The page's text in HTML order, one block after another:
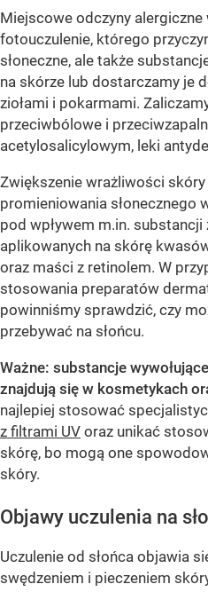
Miejscowe odczyny alergiczne
fotouczulenie, którego
słoneczne, ale także
na skórze lub dostarczamy je
ziołami i pokarmami.
przeciwbólowe i
acetylosalicylowym, leki
Zwiększenie wrażliwości skóry
promieniowania słonecznego
pod wpływem m.in.
aplikowanych na skórę
oraz maści z retinolem. W
stosowania preparatów
powinniśmy sprawdzić, czy
przebywać na słońcu.
Ważne: substancje
znajdują się w kosmetykach
najlepiej stosować
z filtrami UV oraz unikać
skórę, bo mogą one
skóry.
Objawy uczulenia na
Uczulenie od słońca objawia
swędzeniem i pieczeniem